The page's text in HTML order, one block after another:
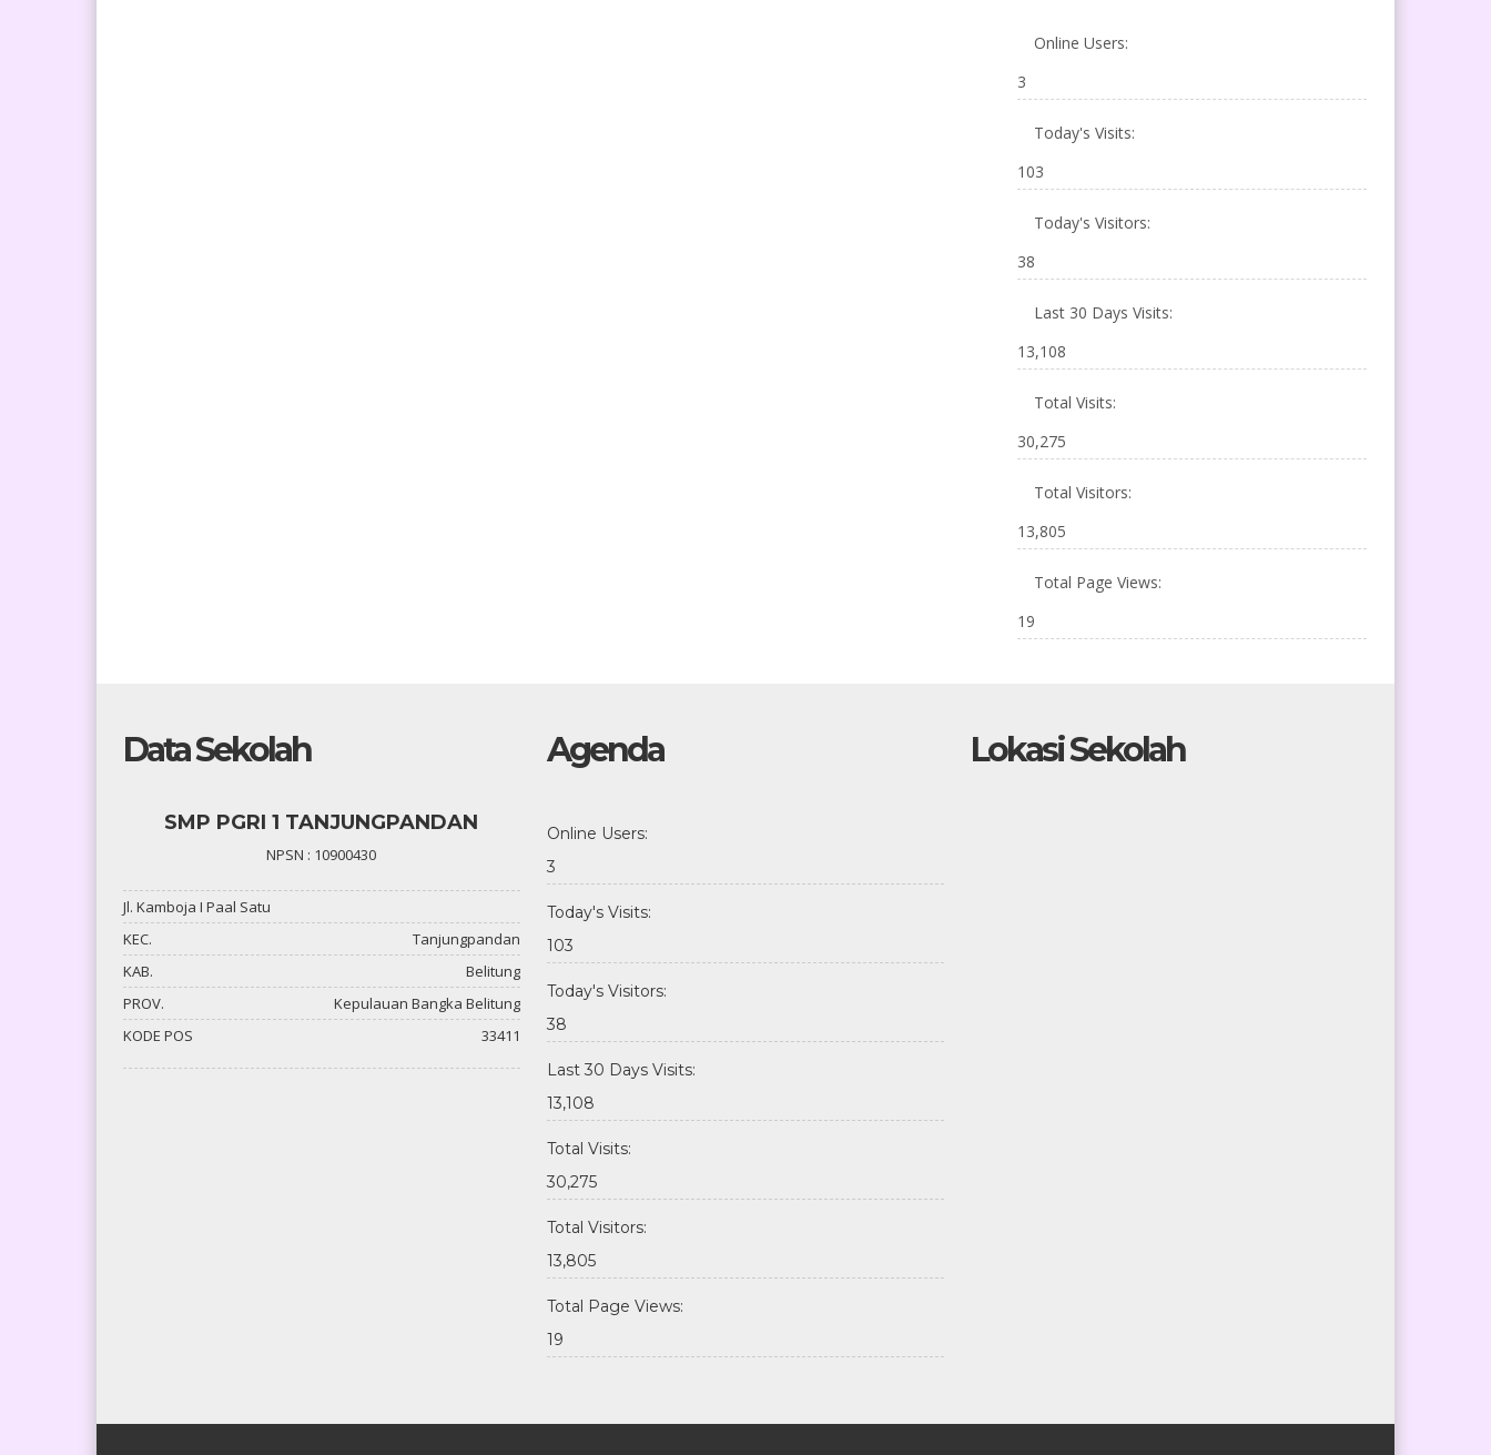
Online Users:
3
Today's Visits:
103
Today's Visitors:
38
Last 30 Days Visits:
13,108
Total Visits:
30,275
Total Visitors:
13,805
Total Page Views:
19
Data Sekolah
SMP PGRI 1 TANJUNGPANDAN
NPSN : 10900430
Jl. Kamboja I Paal Satu
KEC.
Tanjungpandan
KAB.
Belitung
PROV.
Kepulauan Bangka Belitung
KODE POS
33411
Agenda
Online Users:
3
Today's Visits:
103
Today's Visitors:
38
Last 30 Days Visits:
13,108
Total Visits:
30,275
Total Visitors:
13,805
Total Page Views:
19
Lokasi Sekolah